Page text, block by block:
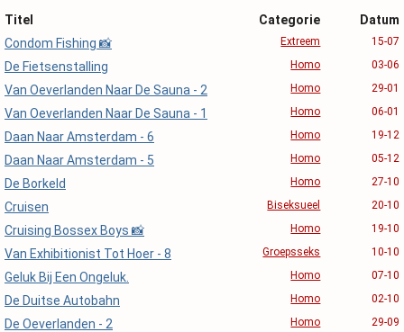
Titel Categorie
Datum
Condom Fishing 📸
Extreem 15-07
De Fietsenstalling Homo 03-06
Van Oeverlanden Naar De Sauna - 2 Homo 29-01
Van Oeverlanden Naar De Sauna - 1 Homo 06-01
Daan Naar Amsterdam - 6 Homo 19-12
Daan Naar Amsterdam - 5 Homo 05-12
De Borkeld Homo 27-10
Cruisen Biseksueel 20-10
Cruising Bossex Boys 📸 Homo 19-10
Van Exhibitionist Tot Hoer - 8 Groepsseks 10-10
Geluk Bij Een Ongeluk. Homo 07-10
De Duitse Autobahn Homo 02-10
De Oeverlanden - 2 Homo 29-09